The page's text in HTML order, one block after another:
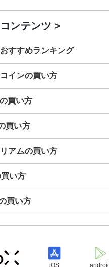
ンテンツ
すすめランキング
インの買い方
買い方
買い方
アムの買い方
い方
買い方
iOS